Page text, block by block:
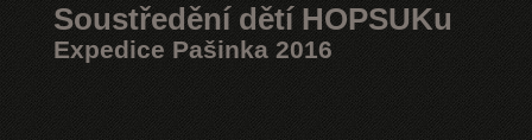
Soustředění dětí HOPSUKu
Expedice Pašinka 2016